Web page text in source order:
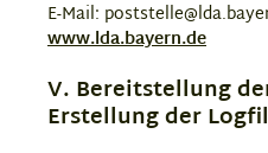
E-Mail:
www.lda.bayern.de
V. Bereitstellung
Erstellung der